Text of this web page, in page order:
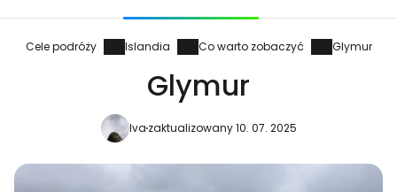
Cele podróży Islandia Co warto zobaczyć Glymur
Glymur
Ivazaktualizowany 10. 07. 2025
Zaloguj się do
Cestee
... światowej społeczności podróżniczej